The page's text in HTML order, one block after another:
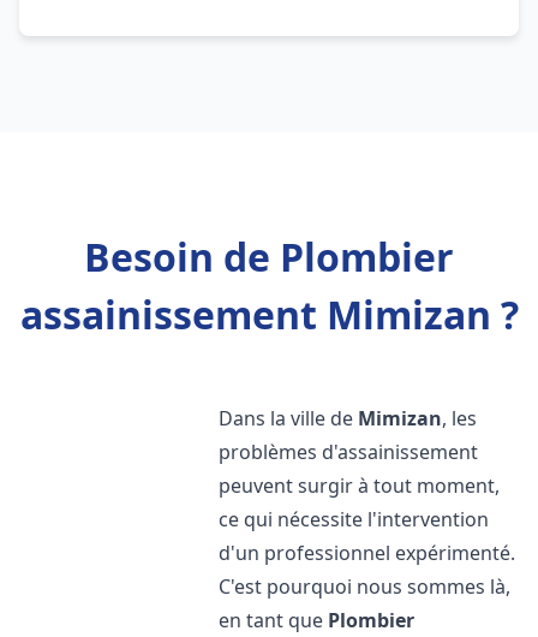
Besoin de Plombier
assainissement Mimizan ?
Dans la ville de Mimizan, les
problèmes d'assainissement
peuvent surgir à tout moment,
ce qui nécessite l'intervention
d'un professionnel expérimenté.
C'est pourquoi nous sommes là,
en tant que Plombier